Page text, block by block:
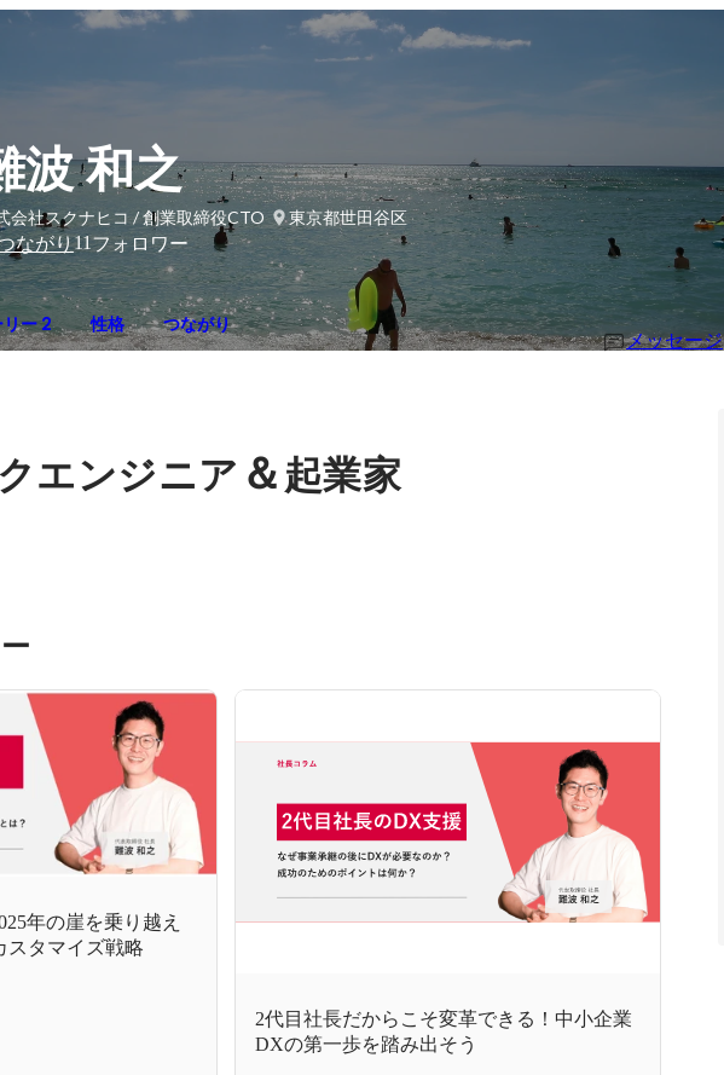
波 和之
会社スクナヒコ / 創業取締役CTO
東京都世田谷区
ながり11フォロワー
ー 2 性格 つながり
メッセージ
エンジニア ＆起業家
年の崖を乗り越え
スタマイズ戦略
2代目社長だからこそ変革できる！中小企業
DXの第一歩を踏み出そう